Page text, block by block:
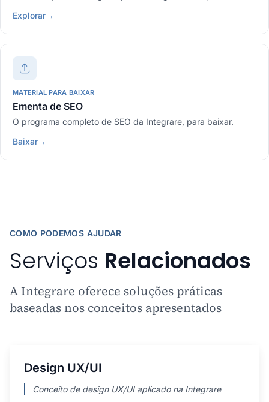
Explorar→
MATERIAL PARA BAIXAR
Ementa de SEO
O programa completo de SEO da Integrare, para baixar.
Baixar→
COMO PODEMOS AJUDAR
Serviços Relacionados
A Integrare oferece soluções práticas
baseadas nos conceitos apresentados
Design UX/UI
Conceito de design UX/UI aplicado na Integrare